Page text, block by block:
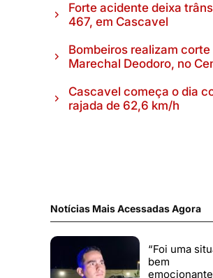
Forte acidente deixa
467, em Cascavel
Bombeiros realizam corte
Marechal Deodoro, no
Cascavel começa o dia
rajada de 62,6 km/h
Notícias Mais Acessadas Agora
“Foi uma
bem